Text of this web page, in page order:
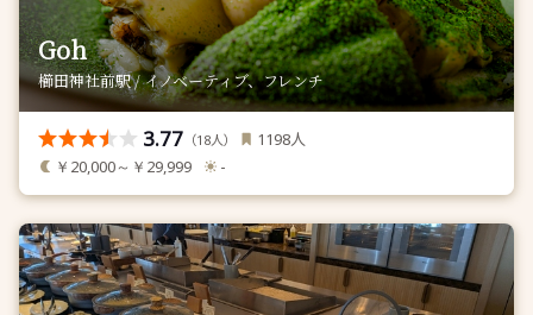
Goh
櫛田神社前駅 / イノベーティブ、フレンチ
3.77 （18人） 1198人
￥20,000～￥29,999 -